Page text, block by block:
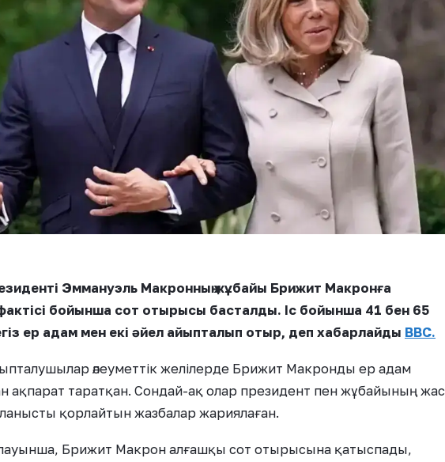
Эммануэль Макронның жұбайы Брижит Макронға
бойынша сот отырысы басталды. Іс бойынша 41 бен 65
ер адам мен екі әйел айыпталып отыр, деп хабарлайды ВВС.
әлеуметтік желілерде Брижит Макронды ер адам
ақпарат таратқан. Сондай-ақ олар президент пен жұбайының жас
қорлайтын жазбалар жариялаған.
Брижит Макрон алғашқы сот отырысына қатыспады,